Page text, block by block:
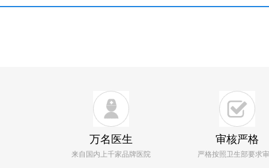
万名医生
来自国内上千家品牌医院
审核严格
严格按照卫生部要求